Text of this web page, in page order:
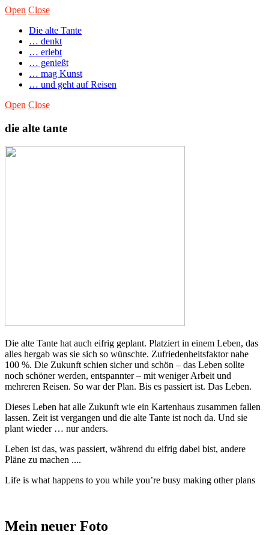
Open Close
Die alte Tante
… denkt
… erlebt
… genießt
… mag Kunst
… und geht auf Reisen
Open Close
die alte tante
Die alte Tante hat auch eifrig geplant. Platziert in einem Leben, das
alles hergab was sie sich so wünschte. Zufriedenheitsfaktor nahe
100 %. Die Zukunft schien sicher und schön – das Leben sollte
noch schöner werden, entspannter – mit weniger Arbeit und
mehreren Reisen. So war der Plan. Bis es passiert ist. Das Leben.
Dieses Leben hat alle Zukunft wie ein Kartenhaus zusammen fallen
lassen. Zeit ist vergangen und die alte Tante ist noch da. Und sie
plant wieder … nur anders.
Leben ist das, was passiert, während du eifrig dabei bist, andere
Pläne zu machen ....
Life is what happens to you while you’re busy making other plans
Mein neuer Foto